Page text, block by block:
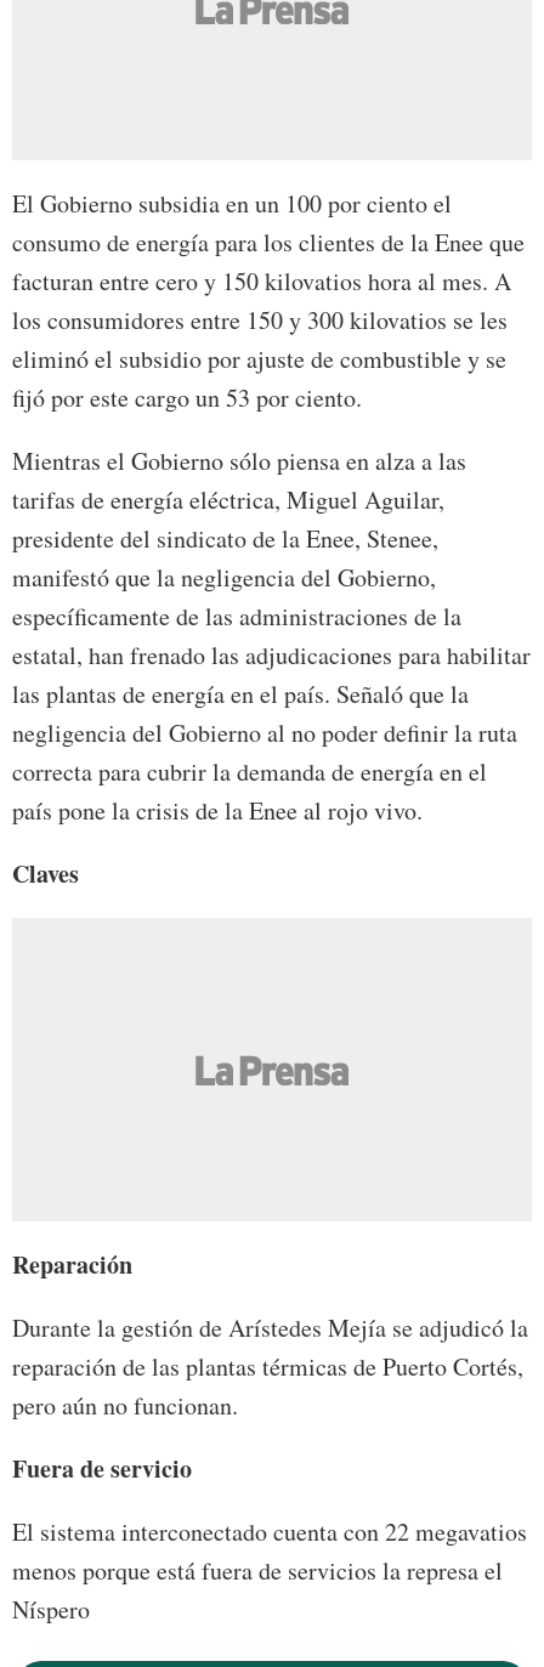
El Gobierno subsidia en un 100 por ciento el
consumo de energía para los clientes de la Enee que
facturan entre cero y 150 kilovatios hora al mes. A
los consumidores entre 150 y 300 kilovatios se les
eliminó el subsidio por ajuste de combustible y se
fijó por este cargo un 53 por ciento.
Mientras el Gobierno sólo piensa en alza a las
tarifas de energía eléctrica, Miguel Aguilar,
presidente del sindicato de la Enee, Stenee,
manifestó que la negligencia del Gobierno,
específicamente de las administraciones de la
estatal, han frenado las adjudicaciones para habilitar
las plantas de energía en el país. Señaló que la
negligencia del Gobierno al no poder definir la ruta
correcta para cubrir la demanda de energía en el
país pone la crisis de la Enee al rojo vivo.
Claves
Reparación
Durante la gestión de Arístedes Mejía se adjudicó la
reparación de las plantas térmicas de Puerto Cortés,
pero aún no funcionan.
Fuera de servicio
El sistema interconectado cuenta con 22 megavatios
menos porque está fuera de servicios la represa el
Níspero